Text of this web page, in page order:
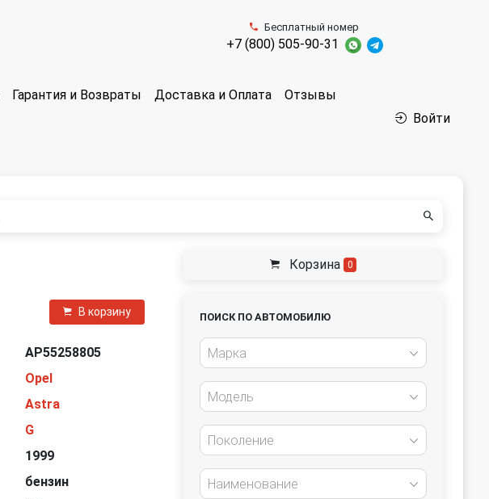
Бесплатный номер
+7 (800) 505-90-31
Гарантия и Возвраты Доставка и Оплата Отзывы
Войти
В корзину
AP55258805
Opel
Astra
G
1999
бензин
Корзина 0
ПОИСК ПО АВТОМОБИЛЮ
Марка
Модель
Поколение
Наименование